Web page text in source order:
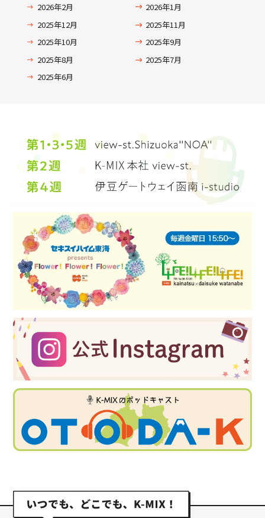
2026年2月
2026年1月
2025年12月
2025年11月
2025年10月
2025年9月
2025年8月
2025年7月
2025年6月